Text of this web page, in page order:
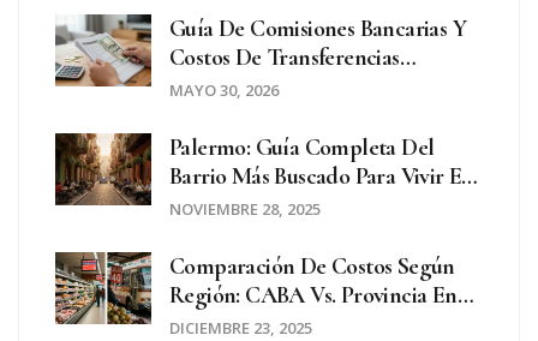
Guía De Comisiones Bancarias Y
Costos De Transferencias
Inmobiliarias En España 2026
MAYO 30, 2026
Palermo: Guía Completa Del
Barrio Más Buscado Para Vivir E
Invertir En Buenos Aires
NOVIEMBRE 28, 2025
Comparación De Costos Según
Región: CABA Vs. Provincia En
Transacciones Diarias
DICIEMBRE 23, 2025